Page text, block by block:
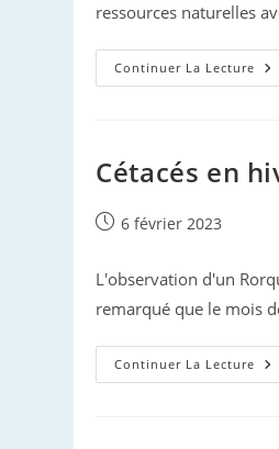
ressources naturelles
Continuer La Lecture
Cétacés en
Publication
6 février 2023
L'observation d'un
remarqué que le mois
Continuer La Lecture
En